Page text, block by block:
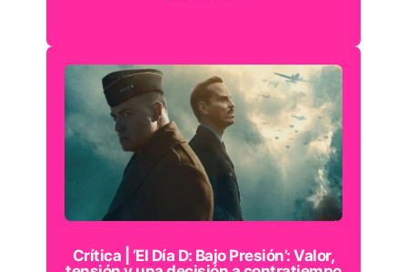
Crítica | ‘El Día D: Bajo Presión’: Valor,